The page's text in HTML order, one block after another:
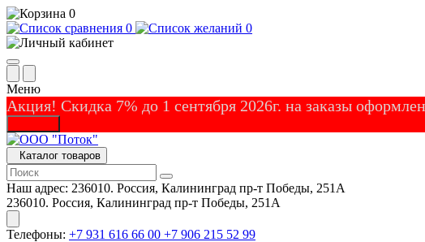
0
0
0
Меню
Акция! Скидка 7% до 1 сентября 2026г. на заказы
Каталог товаров
Наш адрес: 236010. Россия, Калининград пр-т Победы, 251А
236010. Россия, Калининград пр-т Победы, 251А
Телефоны: +7 931 616 66 00 +7 906 215 52 99